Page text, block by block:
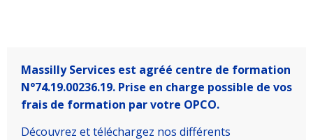
Massilly Services est agréé centre de formation
N°74.19.00236.19. Prise en charge possible de vos
frais de formation par votre OPCO.
Découvrez et téléchargez nos différents